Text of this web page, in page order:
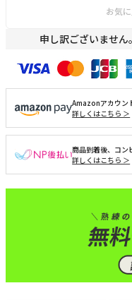
お気
申し訳ございません
Amazonアカウン
詳しくはこちら ＞
商品到着後、コン
詳しくはこちら ＞